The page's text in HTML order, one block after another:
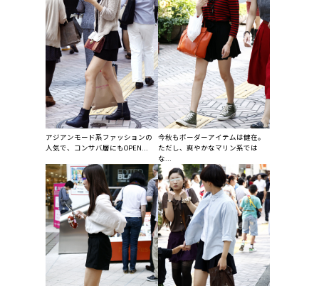
アジアンモード系ファッションの
人気で、コンサバ層にもOPEN...
今秋もボーダーアイテムは健在。
ただし、爽やかなマリン系では
な...